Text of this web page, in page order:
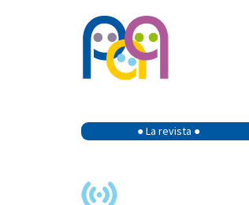
● La revista ●